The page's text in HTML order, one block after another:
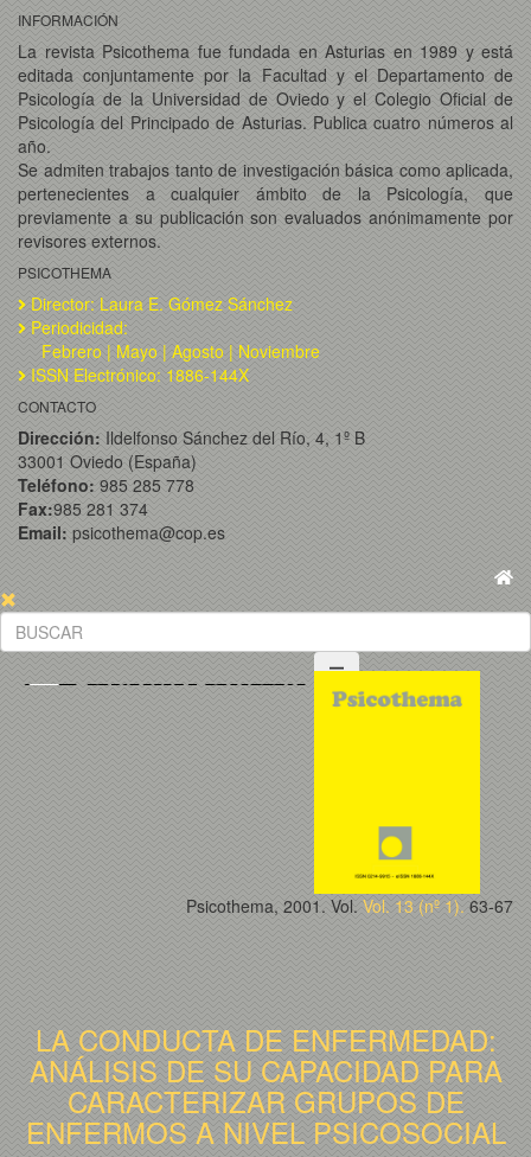
INFORMACIÓN
La revista Psicothema fue fundada en Asturias en 1989 y está
editada conjuntamente por la Facultad y el Departamento de
Psicología de la Universidad de Oviedo y el Colegio Oficial de
Psicología del Principado de Asturias. Publica cuatro números al
año.
Se admiten trabajos tanto de investigación básica como aplicada,
pertenecientes a cualquier ámbito de la Psicología, que
previamente a su publicación son evaluados anónimamente por
revisores externos.
PSICOTHEMA
Director: Laura E. Gómez Sánchez
Periodicidad:
Febrero | Mayo | Agosto | Noviembre
ISSN Electrónico: 1886-144X
CONTACTO
Dirección: Ildelfonso Sánchez del Río, 4, 1º B
33001 Oviedo (España)
Teléfono: 985 285 778
Fax:985 281 374
Email: psicothema@cop.es
Psicothema, 2001. Vol. Vol. 13 (nº 1). 63-67
LA CONDUCTA DE ENFERMEDAD:
ANÁLISIS DE SU CAPACIDAD PARA
CARACTERIZAR GRUPOS DE
ENFERMOS A NIVEL PSICOSOCIAL